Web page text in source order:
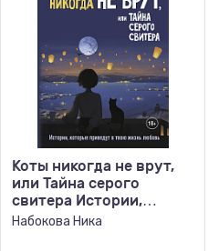
Коты никогда не врут,
или Тайна серого
свитера Истории,
которые приведут в
Набокова Ника